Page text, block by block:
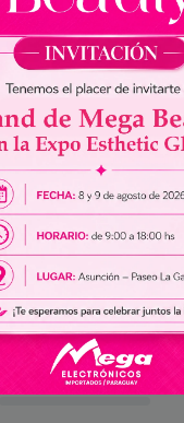
GIF, PNG,
Enviar reseña
0.0
Sin reseñas